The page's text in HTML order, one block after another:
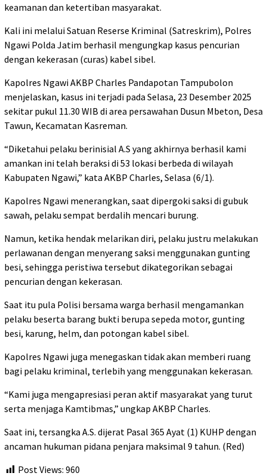
keamanan dan ketertiban masyarakat.
Kali ini melalui Satuan Reserse Kriminal (Satreskrim), Polres
Ngawi Polda Jatim berhasil mengungkap kasus pencurian
dengan kekerasan (curas) kabel sibel.
Kapolres Ngawi AKBP Charles Pandapotan Tampubolon
menjelaskan, kasus ini terjadi pada Selasa, 23 Desember 2025
sekitar pukul 11.30 WIB di area persawahan Dusun Mbeton, Desa
Tawun, Kecamatan Kasreman.
“Diketahui pelaku berinisial A.S yang akhirnya berhasil kami
amankan ini telah beraksi di 53 lokasi berbeda di wilayah
Kabupaten Ngawi,” kata AKBP Charles, Selasa (6/1).
Kapolres Ngawi menerangkan, saat dipergoki saksi di gubuk
sawah, pelaku sempat berdalih mencari burung.
Namun, ketika hendak melarikan diri, pelaku justru melakukan
perlawanan dengan menyerang saksi menggunakan gunting
besi, sehingga peristiwa tersebut dikategorikan sebagai
pencurian dengan kekerasan.
Saat itu pula Polisi bersama warga berhasil mengamankan
pelaku beserta barang bukti berupa sepeda motor, gunting
besi, karung, helm, dan potongan kabel sibel.
Kapolres Ngawi juga menegaskan tidak akan memberi ruang
bagi pelaku kriminal, terlebih yang menggunakan kekerasan.
“Kami juga mengapresiasi peran aktif masyarakat yang turut
serta menjaga Kamtibmas,” ungkap AKBP Charles.
Saat ini, tersangka A.S. dijerat Pasal 365 Ayat (1) KUHP dengan
ancaman hukuman pidana penjara maksimal 9 tahun. (Red)
Post Views: 960